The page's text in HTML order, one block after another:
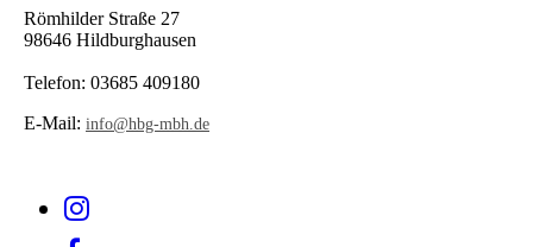
Römhilder Straße 27
98646 Hildburghausen
Telefon: 03685 409180
E-Mail: info@hbg-mbh.de